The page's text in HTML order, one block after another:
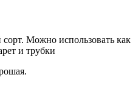
Можно использовать как
и трубки